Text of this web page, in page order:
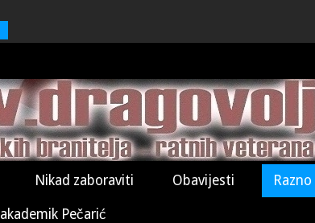
Nikad zaboraviti Obavijesti Razno
akademik Pečarić